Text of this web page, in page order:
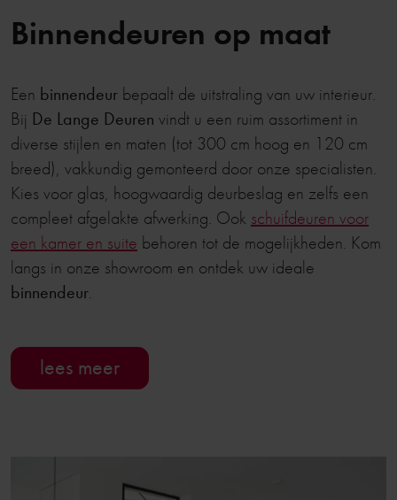
Binnendeuren op maat
Een binnendeur bepaalt de uitstraling van uw interieur.
Bij De Lange Deuren vindt u een ruim assortiment in
diverse stijlen en maten (tot 300 cm hoog en 120 cm
breed), vakkundig gemonteerd door onze specialisten.
Kies voor glas, hoogwaardig deurbeslag en zelfs een
compleet afgelakte afwerking. Ook schuifdeuren voor
een kamer en suite behoren tot de mogelijkheden. Kom
langs in onze showroom en ontdek uw ideale
binnendeur.
lees meer